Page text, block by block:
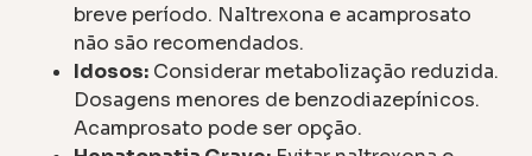
breve período. Naltrexona e acamprosato
não são recomendados.
Idosos: Considerar metabolização reduzida.
Dosagens menores de benzodiazepínicos.
Acamprosato pode ser opção.